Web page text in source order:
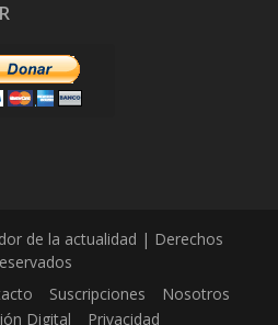
de la actualidad | Derechos
Suscripciones
Nosotros
Digital Privacidad